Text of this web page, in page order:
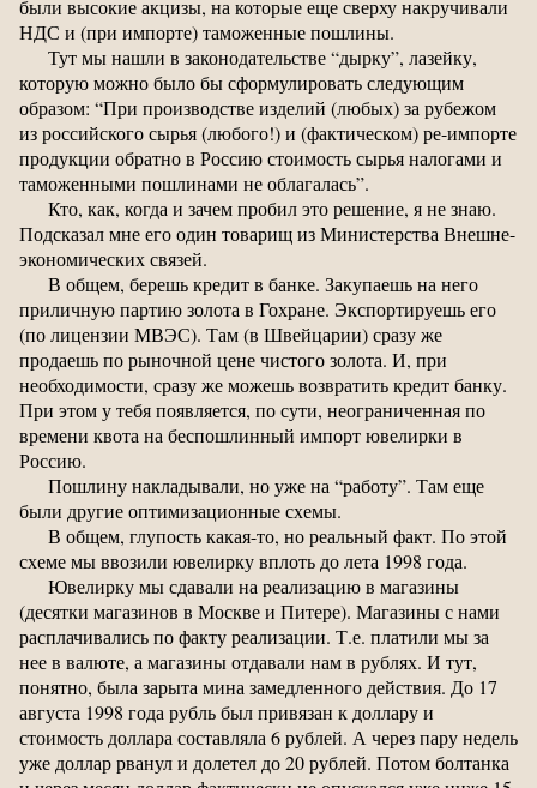
были высокие акцизы, на которые еще сверху накручивали
НДС и (при импорте) таможенные пошлины.
Тут мы нашли в законодательстве “дырку”, лазейку,
которую можно было бы сформулировать следующим
образом: “При производстве изделий (любых) за рубежом
из российского сырья (любого!) и (фактическом) ре-импорте
продукции обратно в Россию стоимость сырья налогами и
таможенными пошлинами не облагалась”.
Кто, как, когда и зачем пробил это решение, я не знаю.
Подсказал мне его один товарищ из Министерства Внешне-
экономических связей.
В общем, берешь кредит в банке. Закупаешь на него
приличную партию золота в Гохране. Экспортируешь его
(по лицензии МВЭС). Там (в Швейцарии) сразу же
продаешь по рыночной цене чистого золота. И, при
необходимости, сразу же можешь возвратить кредит банку.
При этом у тебя появляется, по сути, неограниченная по
времени квота на беспошлинный импорт ювелирки в
Россию.
Пошлину накладывали, но уже на “работу”. Там еще
были другие оптимизационные схемы.
В общем, глупость какая-то, но реальный факт. По этой
схеме мы ввозили ювелирку вплоть до лета 1998 года.
Ювелирку мы сдавали на реализацию в магазины
(десятки магазинов в Москве и Питере). Магазины с нами
расплачивались по факту реализации. Т.е. платили мы за
нее в валюте, а магазины отдавали нам в рублях. И тут,
понятно, была зарыта мина замедленного действия. До 17
августа 1998 года рубль был привязан к доллару и
стоимость доллара составляла 6 рублей. А через пару недель
уже доллар рванул и долетел до 20 рублей. Потом болтанка